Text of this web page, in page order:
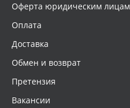
Оферта юридическим лицам
Оплата
Доставка
Обмен и возврат
Претензия
Вакансии